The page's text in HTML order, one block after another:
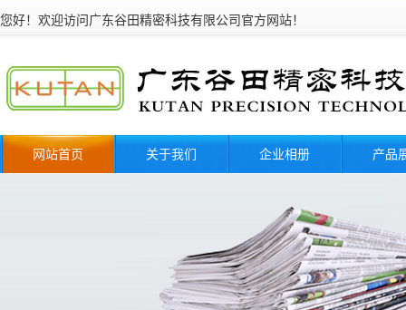
您好！欢迎访问广东谷田精密科技有限公司官
网站首页 关于我们 企业相册 产品